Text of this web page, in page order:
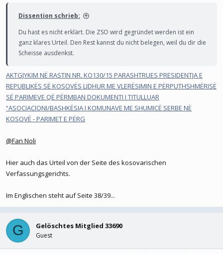
Dissention schrieb:
Du hast es nicht erklärt. Die ZSO wird gegründet werden ist ein
ganz klares Urteil. Den Rest kannst du nicht belegen, weil du dir die
Scheisse ausdenkst.
AKTGJYKIM NË RASTIN NR. KO130/15 PARASHTRUES PRESIDENTJA E
REPUBLIKËS SË KOSOVËS LIDHUR ME VLERËSIMIN E PËRPUTHSHMËRISË
SË PARIMEVE QË PËRMBAN DOKUMENTI I TITULLUAR
“ASOCIACIONI/BASHKËSIA I KOMUNAVE ME SHUMICË SERBE NË
KOSOVË - PARIMET E PËRG
@Fan Noli
Hier auch das Urteil von der Seite des kosovarischen
Verfassungsgerichts.
Im Englischen steht auf Seite 38/39...
G Gelöschtes Mitglied 33690
Guest